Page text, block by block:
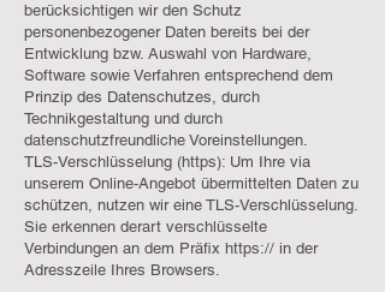
berücksichtigen wir den Schutz
personenbezogener Daten bereits bei der
Entwicklung bzw. Auswahl von Hardware,
Software sowie Verfahren entsprechend dem
Prinzip des Datenschutzes, durch
Technikgestaltung und durch
datenschutzfreundliche Voreinstellungen.
TLS-Verschlüsselung (https): Um Ihre via
unserem Online-Angebot übermittelten Daten zu
schützen, nutzen wir eine TLS-Verschlüsselung.
Sie erkennen derart verschlüsselte
Verbindungen an dem Präfix https:// in der
Adresszeile Ihres Browsers.